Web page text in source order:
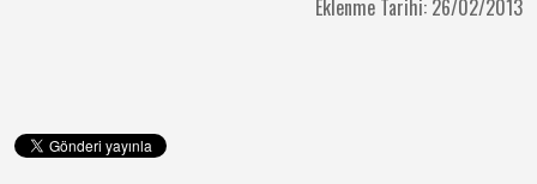
Eklenme Tarihi: 26/02/2013